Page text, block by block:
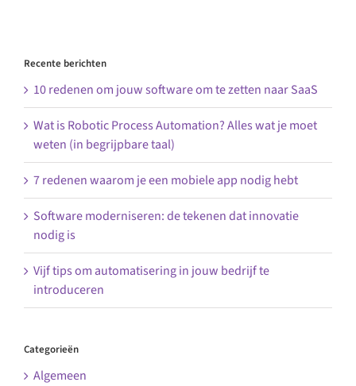
Recente berichten
10 redenen om jouw software om te zetten naar SaaS
Wat is Robotic Process Automation? Alles wat je moet
weten (in begrijpbare taal)
7 redenen waarom je een mobiele app nodig hebt
Software moderniseren: de tekenen dat innovatie
nodig is
Vijf tips om automatisering in jouw bedrijf te
introduceren
Categorieën
Algemeen